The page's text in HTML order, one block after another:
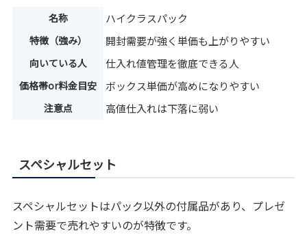
名称 ハイクラスパック
特徴（強み） 開封需要が強く単価も上がりやすい
向いている人 仕入れ値管理を徹底できる人
価格帯or料金目安 ボックス単価が高めになりやすい
注意点 高値仕入れは下落に弱い
スペシャルセット
スペシャルセットはパック以外の付属品があり、プレゼ
ント需要で売れやすいのが特徴です。